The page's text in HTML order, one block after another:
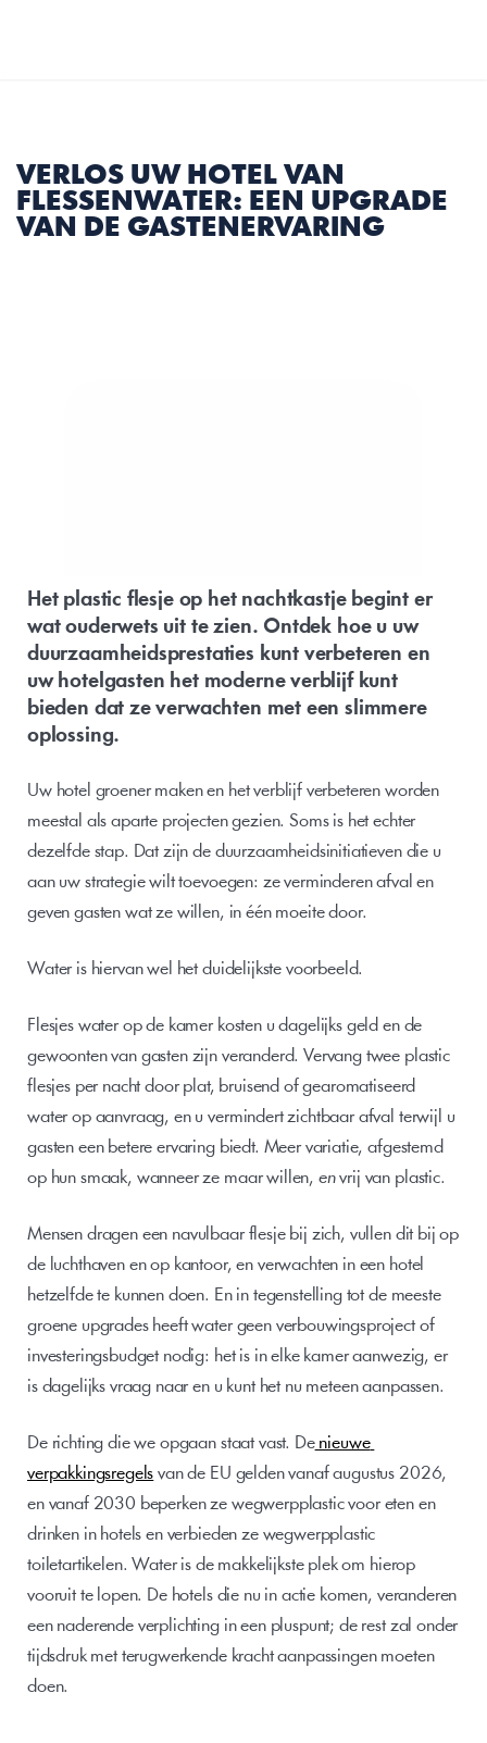
VERLOS UW HOTEL VAN
FLESSENWATER: EEN UPGRADE
VAN DE GASTENERVARING
Het plastic flesje op het nachtkastje begint er
wat ouderwets uit te zien. Ontdek hoe u uw
duurzaamheidsprestaties kunt verbeteren en
uw hotelgasten het moderne verblijf kunt
bieden dat ze verwachten met een slimmere
oplossing.
Uw hotel groener maken en het verblijf verbeteren worden
meestal als aparte projecten gezien. Soms is het echter
dezelfde stap. Dat zijn de duurzaamheidsinitiatieven die u
aan uw strategie wilt toevoegen: ze verminderen afval en
geven gasten wat ze willen, in één moeite door.
Water is hiervan wel het duidelijkste voorbeeld.
Flesjes water op de kamer kosten u dagelijks geld en de
gewoonten van gasten zijn veranderd. Vervang twee plastic
flesjes per nacht door plat, bruisend of gearomatiseerd
water op aanvraag, en u vermindert zichtbaar afval terwijl u
gasten een betere ervaring biedt. Meer variatie, afgestemd
op hun smaak, wanneer ze maar willen, en vrij van plastic.
Mensen dragen een navulbaar flesje bij zich, vullen dit bij op
de luchthaven en op kantoor, en verwachten in een hotel
hetzelfde te kunnen doen. En in tegenstelling tot de meeste
groene upgrades heeft water geen verbouwingsproject of
investeringsbudget nodig: het is in elke kamer aanwezig, er
is dagelijks vraag naar en u kunt het nu meteen aanpassen.
De richting die we opgaan staat vast. De nieuwe
verpakkingsregels van de EU gelden vanaf augustus 2026,
en vanaf 2030 beperken ze wegwerpplastic voor eten en
drinken in hotels en verbieden ze wegwerpplastic
toiletartikelen. Water is de makkelijkste plek om hierop
vooruit te lopen. De hotels die nu in actie komen, veranderen
een naderende verplichting in een pluspunt; de rest zal onder
tijdsdruk met terugwerkende kracht aanpassingen moeten
doen.